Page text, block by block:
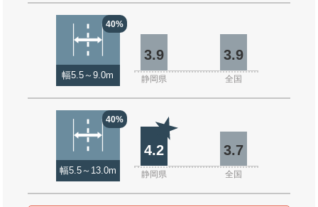
40%
幅5.5～9.0m
3.9 3.9
静岡県 全国
40%
幅5.5～13.0m
4.2 3.7
静岡県 全国